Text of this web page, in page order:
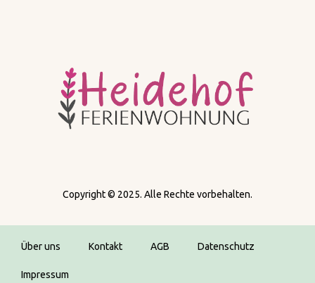
Copyright © 2025. Alle Rechte vorbehalten.
Über uns Kontakt AGB Datenschutz
Impressum